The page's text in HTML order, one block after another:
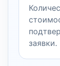
заявки.